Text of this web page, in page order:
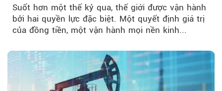
Suốt hơn một thế kỷ qua, thế giới được vận hành
bởi hai quyền lực đặc biệt. Một quyết định giá trị
của đồng tiền, một vận hành mọi nền kinh...